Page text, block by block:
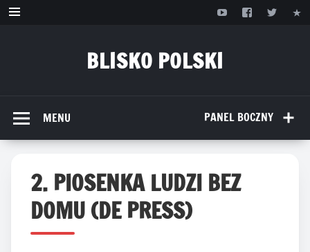
Przejdź
BLISKO POLSKI
PANEL BOCZNY
MENU
2. PIOSENKA LUDZI BEZ
DOMU (DE PRESS)